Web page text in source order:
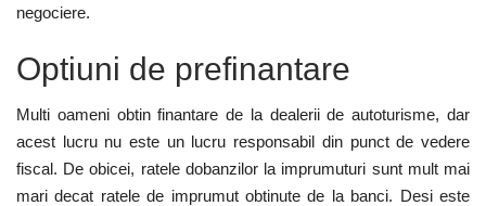
negociere.
Optiuni de prefinantare
Multi oameni obtin finantare de la dealerii de autoturisme, dar
acest lucru nu este un lucru responsabil din punct de vedere
fiscal. De obicei, ratele dobanzilor la imprumuturi sunt mult mai
mari decat ratele de imprumut obtinute de la banci. Desi este